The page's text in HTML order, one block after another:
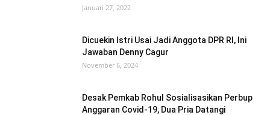
Januari 27, 2022
Dicuekin Istri Usai Jadi Anggota DPR RI, Ini
Jawaban Denny Cagur
November 6, 2024
Desak Pemkab Rohul Sosialisasikan Perbup
Anggaran Covid-19, Dua Pria Datangi